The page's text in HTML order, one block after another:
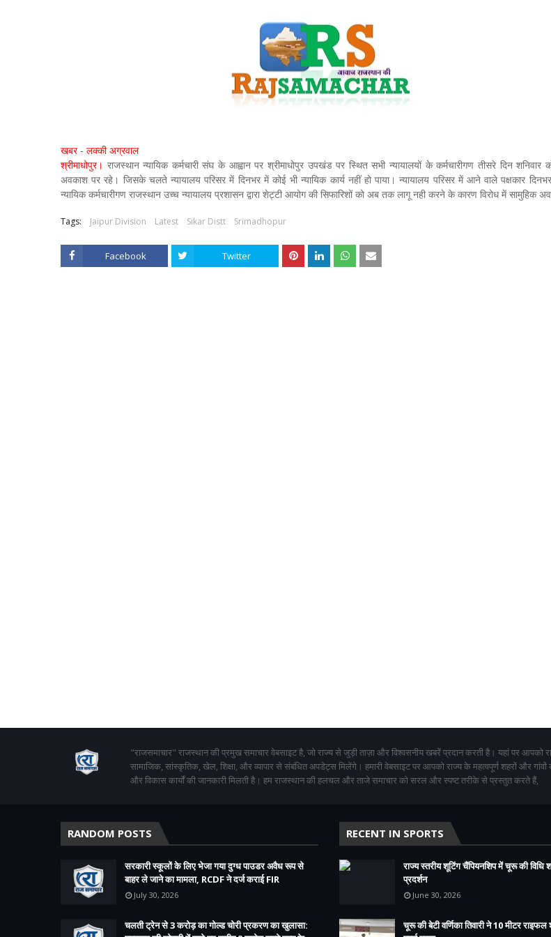
खबर - लक्की अग्रवाल
श्रीमाधोपुर। राजस्थान न्यायिक कर्मचारी संघ के आह्वान पर श्रीमाधोपुर उपखंड पर स्थित सभी न्यायालयों के कर्मचारीगण तीसरे दिन शनिवार
अवकाश पर रहे। जिसके चलते न्यायालय परिसर में दिनभर में कोई भी न्यायिक कार्य नहीं हो पाया। न्यायालय परिसर में आने वाले पक्षकार
न्यायिक कर्मचारीगण राजस्थान उच्च न्यायालय प्रशासन द्वारा शेट्टी आयोग की सिफारिशों को अब तक लागू नही करने के कारण विरोध में सामुहिक
Tags: Jaipur Division Latest Sikar Distt Srimadhopur
Facebook Twitter
"राजसमाचार" राजस्थान की प्रमुख समाचार वेबसाइट है, जो राज्य से जुड़ी ताज़ा और विश्वसनीय खबरें प्रदान करती है। यहां पर आपको
सामाजिक, सांस्कृतिक, खेल, शिक्षा, और व्यापार से संबंधित अपडेट्स मिलेंगे। हमारी वेबसाइट पर आपको राज्य के महत्वपूर्ण शहरों और
और विकास कार्यों की जानकारी मिलती है। हम राजस्थान की हलचल और ताजे समाचार को सरल और स्पष्ट तरीके से प्रस्तुत करते हैं,
RANDOM POSTS
सरकारी स्कूलों के लिए भेजा गया दुग्ध पाउडर अवैध रूप से
बाहर ले जाने का मामला, RCDF ने दर्ज कराई FIR
July 30, 2026
चलती ट्रेन से 3 करोड़ का गोल्ड चोरी प्रकरण का खुलासा:
RECENT IN SPORTS
राज्य स्तरीय शूटिंग चैंपियनशिप में चूरू की विधि
प्रदर्शन
June 30, 2026
चूरू की बेटी वर्णिका तिवारी ने 10 मीटर राइफल